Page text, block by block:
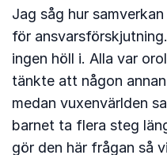
Jag såg hur
för
ingen höll i. Alla var
tänkte att någon
medan vuxenvärlden
barnet ta flera steg
gör den här frågan så